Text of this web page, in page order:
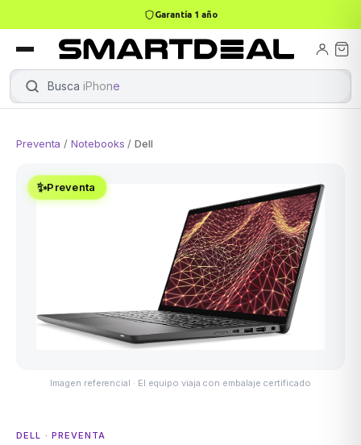
Garantía 1 año
Busca i|
MSI
Preventa /Notebooks /Dell
✨Preventa
Imagen referencial · El equipo viaja con embalaje certificado
DELL · PREVENTA